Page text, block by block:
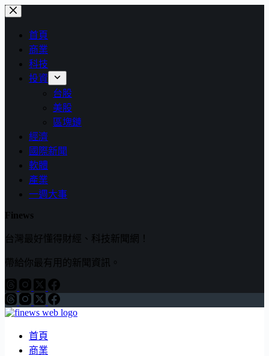
跳
首頁
商業
科技
投資
台股
美股
區塊鏈
經濟
國際新聞
軟體
產業
一週大事
Finews
台灣最好懂得財經、科技新聞網！
帶給你最有用的新聞資訊。
首頁
商業